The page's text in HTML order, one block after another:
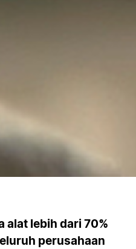
alat lebih dari 70%
perusahaan